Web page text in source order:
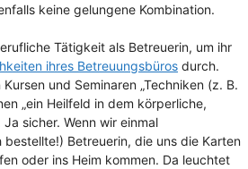
keine gelungene Kombination.
Tätigkeit als Betreuerin, um ihr
ihres Betreuungsbüros durch.
und Seminaren „Techniken (z. B.
„ein Heilfeld in dem körperliche,
sicher. Wenn wir einmal
Betreuerin, die uns die Karten
oder ins Heim kommen. Da leuchtet